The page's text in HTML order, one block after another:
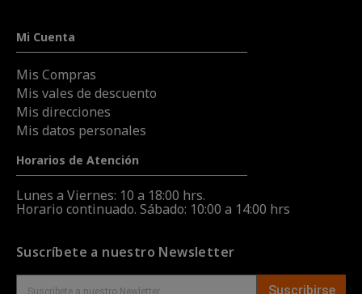
Mi Cuenta
Mis Compras
Mis vales de descuento
Mis direcciones
Mis datos personales
Horarios de Atención
Lunes a Viernes: 10 a 18:00 hrs.
Horario continuado. Sábado: 10:00 a 14:00 hrs
Suscríbete a nuestro Newsletter
Suscribirse